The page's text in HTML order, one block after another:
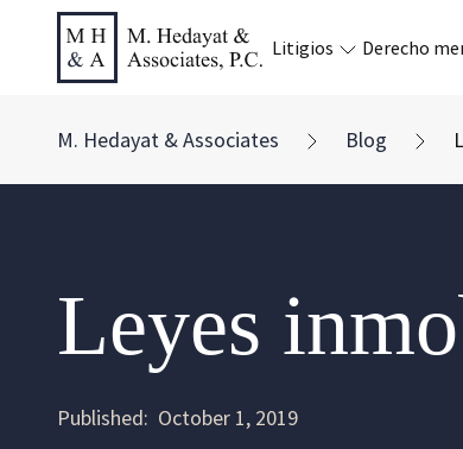
Litigios Derecho
M. Hedayat & Associates Blog
Leyes
Published: October 1, 2019